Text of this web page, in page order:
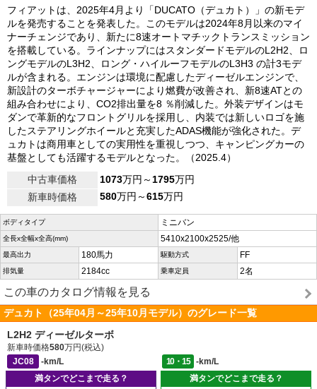
フィアットは、2025年4月より「DUCATO（デュカト）」の新モデ
ルを発売することを発表した。このモデルは2024年8月以来のマイ
ナーチェンジであり、新たに8速オートマチックトランスミッション
を搭載している。ラインナップにはスタンダードモデルのL2H2、ロ
ングモデルのL3H2、ロング・ハイルーフモデルのL3H3 の計3モデ
ルが含まれる。エンジンは環境に配慮したディーゼルエンジンで、
新設計のターボチャージャーにより燃費が改善され、新8速ATとの
組み合わせにより、CO2排出量を8 ％削減した。外装デザインはモ
ダンで革新的なフロントグリルを採用し、内装では新しいロゴを施
したステアリングホイールと充実したADAS機能が強化された。デ
ュカトは商用車としての実用性を重視しつつ、キャンピングカーの
基盤としても活躍するモデルとなった。（2025.4）
中古車価格
1073万円～1795万円
新車時価格
580万円～615万円
ボディタイプ ミニバン
全長x全幅x全高(mm) 5410x2100x2525/他
最高出力 180馬力 駆動方式 FF
排気量 2184cc 乗車定員 2名
この車のカタログ情報を見る
デュカト（25年04月～25年10月モデル）のグレード一覧
L2H2 ディーゼルターボ
新車時価格580万円(税込)
JC08
-km/L 10・15
-km/L
満タンでどこまで走る？
満タンでどこまで走る？